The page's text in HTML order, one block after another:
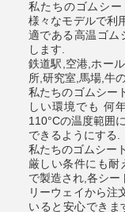
私たちのゴムシ
様々なモデルで利
適である高温ゴム
します.
鉄道駅,空港,ホー
所,研究室,馬場,牛
私たちのゴムシー
しい環境でも 何
110°Cの温度範囲
できるようにする.
私たちのゴムシー
厳しい条件にも耐
で製造され,各シー
リーウェイから注
いると安心でき